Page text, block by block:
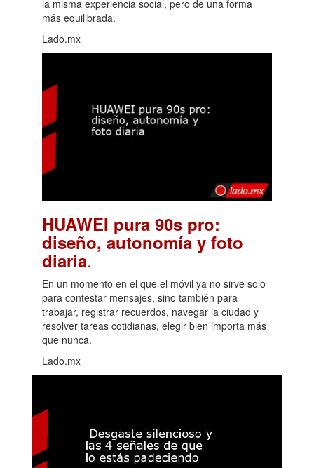
la misma experiencia social, pero de una forma
más equilibrada.
Lado.mx
HUAWEI pura 90s pro:
diseño, autonomía y foto
diaria.
En un momento en el que el móvil ya no sirve solo
para contestar mensajes, sino también para
trabajar, registrar recuerdos, navegar la ciudad y
resolver tareas cotidianas, elegir bien importa más
que nunca.
Lado.mx